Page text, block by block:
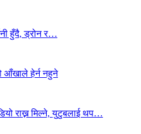
हुँदै, ड्रोन र…
आँखाले हेर्न नहुने
राख्न मिल्ने, युटुबलाई थप…